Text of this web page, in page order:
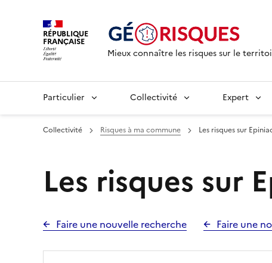
RÉPUBLIQUE
FRANÇAISE
Mieux connaître les risques sur le
Particulier Collectivité Expert
Collectivité Risques à ma commune Les risques sur
Les risques sur
Faire une nouvelle recherche Faire une